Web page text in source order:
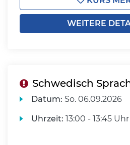
WEITERE
Schwedisch
Datum: So. 06.09.2026
Uhrzeit: 13:00 - 13:45 Uhr